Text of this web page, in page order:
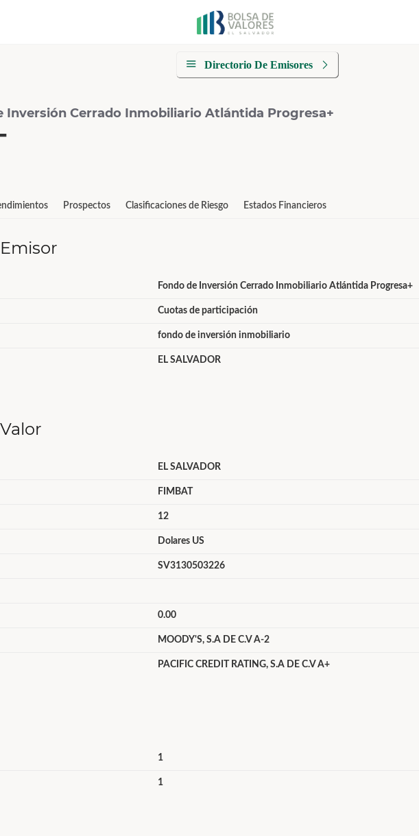
Directorio De Emisores
Inversión Cerrado Inmobiliario Atlántida Progresa+
Prospectos Clasificaciones de Riesgo Estados Financieros
Fondo de Inversión Cerrado Inmobiliario Atlántida Progresa+
Cuotas de participación
fondo de inversión inmobiliario
EL SALVADOR
EL SALVADOR
FIMBAT
12
Dolares US
SV3130503226
0.00
MOODY'S, S.A DE C.V A-2
PACIFIC CREDIT RATING, S.A DE C.V A+
1
1